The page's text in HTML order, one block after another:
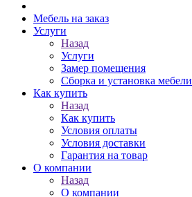
Мебель на заказ
Услуги
Назад
Услуги
Замер помещения
Сборка и установка мебели
Как купить
Назад
Как купить
Условия оплаты
Условия доставки
Гарантия на товар
О компании
Назад
О компании